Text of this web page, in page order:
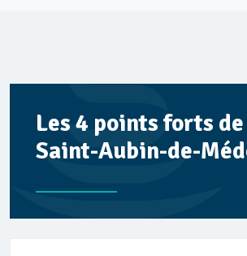
Les 4 points forts
Saint-Aubin-de-